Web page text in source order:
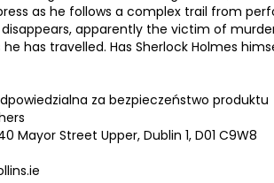
as he follows a complex trail from
apparently the victim of
has travelled. Has Sherlock Holmes
za bezpieczeństwo produktu
Mayor Street Upper, Dublin 1, D01 C9W8